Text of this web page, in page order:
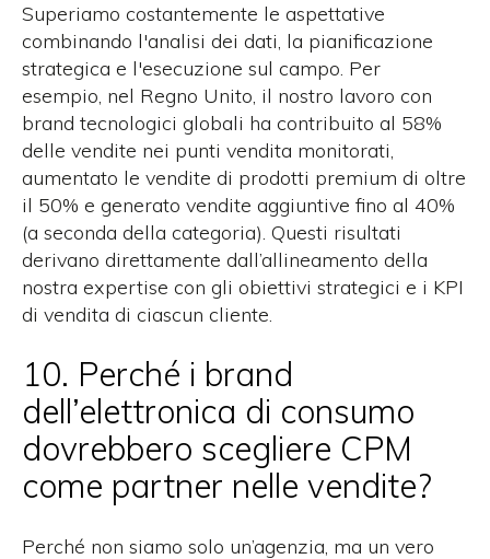
Superiamo costantemente le aspettative
combinando l'analisi dei dati, la pianificazione
strategica e l'esecuzione sul campo. Per
esempio, nel Regno Unito, il nostro lavoro con
brand tecnologici globali ha contribuito al 58%
delle vendite nei punti vendita monitorati,
aumentato le vendite di prodotti premium di oltre
il 50% e generato vendite aggiuntive fino al 40%
(a seconda della categoria). Questi risultati
derivano direttamente dall’allineamento della
nostra expertise con gli obiettivi strategici e i KPI
di vendita di ciascun cliente.
10. Perché i brand
dell’elettronica di consumo
dovrebbero scegliere CPM
come partner nelle vendite?
Perché non siamo solo un’agenzia, ma un vero